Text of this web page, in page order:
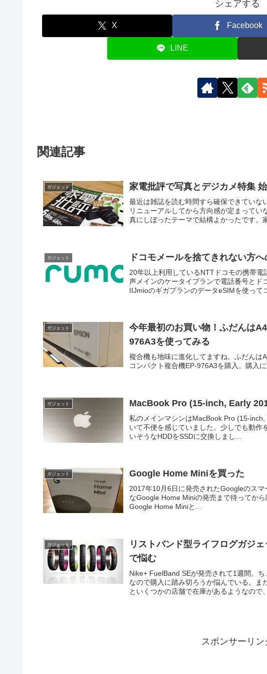
シェアする
X Facebook
LINE
関連記事
ガジェット 家電批評で写真とデジカメ特集
最近は雑誌を読む時間すら確保できていな
リニューアルしてから方向感が定まって
真にしぼったテーマで結構よかったです。
ガジェット ドコモメールを捨てきれない方
20年以上利用しているNTTドコモの携帯
声メインのケータイプランで電話番号とド
IIJmioのギガプランのデータeSIMを使って
ガジェット
今年最初のお買い物！ふだんは
976A3を使ってみる
複合機も地味に進化してますね。ふだんは
コンパクト複合機EP-976A3を購入。購入
ガジェット MacBook Pro (15-inch, Early
私のメインマシンはMacBook Pro (15-
いて不便を感じていました。少しでも動作
いそうなHDDをSSDに交換しまし...
ガジェット Google Home Miniを買った
2017年10月6日に発売されたGoogleのス
なGoogle Home Miniの発売まで待ってか
Google Home Miniと...
ガジェット
リストバンド型ライフログガジ
で悩む
Nike+ FuelBand SEが発売されて1週間。
なので購入に踏み切ろうか悩んでいる。ま
といくつかの店舗で在庫があるようなので
スポンサーリン